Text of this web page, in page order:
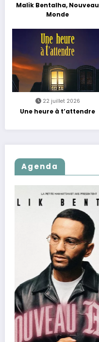
Malik Bentalha, Nouveau
Monde
22 juillet 2026
Une heure à t’attendre
Agenda